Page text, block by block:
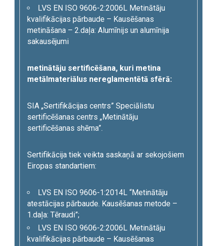
LVS EN ISO 9606-2:2006L Metinātāju
kvalifikācijas pārbaude – Kausēšanas
metināšana – 2.daļa: Alumīnijs un alumīnija
sakausējumi
metinātāju sertificēšana, kuri metina
metālmateriālus nereglamentētā sfērā:
SIA „Sertifikācijas centrs” Speciālistu
sertificēšanas centrs „Metinātāju
sertificēšanas shēma”.
Sertifikācija tiek veikta saskaņā ar sekojošiem
Eiropas standartiem:
LVS EN ISO 9606-1:2014L “Metinātāju
atestācijas pārbaude. Kausēšanas metode –
1.daļa: Tēraudi”;
LVS EN ISO 9606-2:2006L Metinātāju
kvalifikācijas pārbaude – Kausēšanas